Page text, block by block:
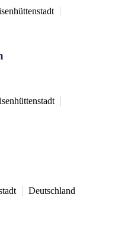
Deutschland